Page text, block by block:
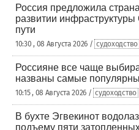
Россия предложила
развитии
пути
10:30 , 08 Августа 2026 / судоходство
Россияне все чаще
названы самые
10:15 , 08 Августа 2026 / судоходство
В бухте Эгвекинот
подъему пяти